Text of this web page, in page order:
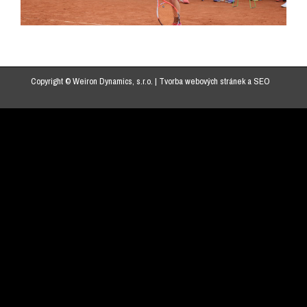
Copyright © Weiron Dynamics, s.r.o. | Tvorba webových stráneka SEO